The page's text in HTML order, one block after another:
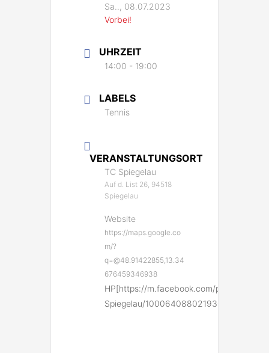
Sa.., 08.07.2023
Vorbei!
UHRZEIT
14:00 - 19:00
LABELS
Tennis
VERANSTALTUNGSORT
TC Spiegelau
Auf d. List 26, 94518
Spiegelau
Website
https://maps.google.co
m/?
q=@48.91422855,13.34
676459346938
HP[https://m.facebook.com/people/TC-
Spiegelau/100064088021930/]